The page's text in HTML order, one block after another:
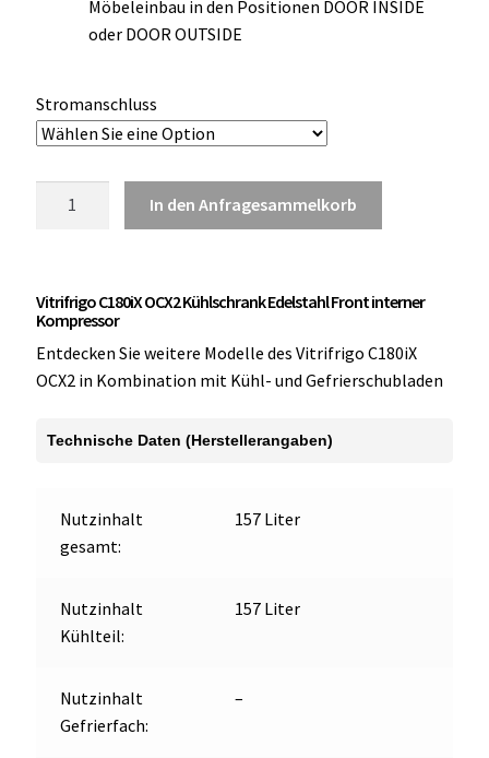
Geräte Optionen
FAQ´s zur Website
Konfigurator
Möbeleinbau in den Positionen DOOR INSIDE
oder DOOR OUTSIDE
Stromanschluss
Edelstahl
Front
Menge
In den Anfragesammelkorb
Vitrifrigo C180iX OCX2 Kühlschrank Edelstahl Front interner
Kompressor
Entdecken Sie weitere Modelle des Vitrifrigo C180iX
OCX2 in Kombination mit Kühl- und Gefrierschubladen
Technische Daten (Herstellerangaben)
Nutzinhalt
gesamt:
157 Liter
Nutzinhalt
Kühlteil:
157 Liter
Nutzinhalt
Gefrierfach:
–